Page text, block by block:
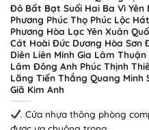
Đô Bất Bạt Suối Hai Ba Vì Yên
Phương Phúc Thọ Phúc Lộc
Phương Hòa Lạc Yên Xuân
Cát Hoài Đức Dương Hòa Sơn
Diên Liên Minh Gia Lâm
Lâm Đông Anh Phúc Thịnh
Lãng Tiến Thắng Quang Minh
Giã Kim Anh
. Cửa nhựa thông phòng